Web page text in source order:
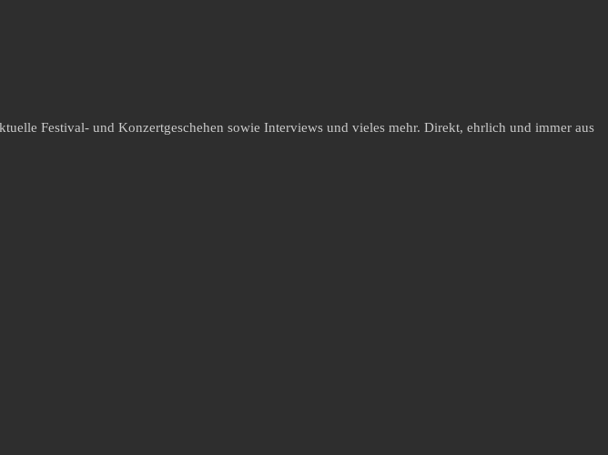
Festival- und Konzertgeschehen sowie Interviews und vieles mehr. Direkt, ehrlich und immer aus